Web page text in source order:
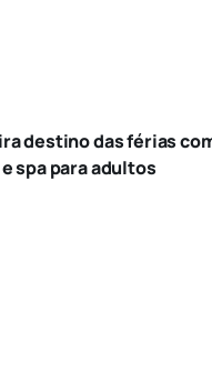
destino das férias
spa para adultos